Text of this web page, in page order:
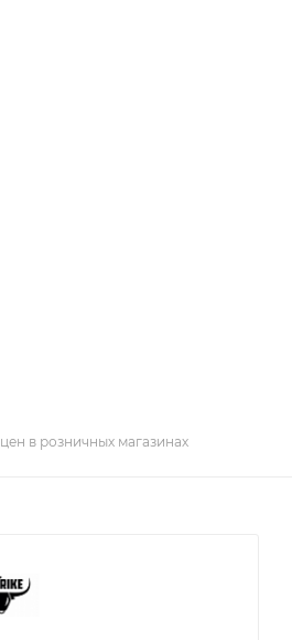
в розничных магазинах